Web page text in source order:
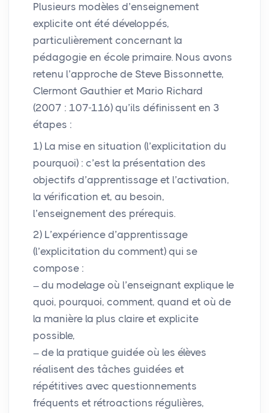
Plusieurs modèles d’enseignement
explicite ont été développés,
particulièrement concernant la
pédagogie en école primaire. Nous avons
retenu l’approche de Steve Bissonnette,
Clermont Gauthier et Mario Richard
(2007 : 107-116) qu’ils définissent en 3
étapes :
1) La mise en situation (l’explicitation du
pourquoi) : c’est la présentation des
objectifs d’apprentissage et l’activation,
la vérification et, au besoin,
l’enseignement des prérequis.
2) L’expérience d’apprentissage
(l’explicitation du comment) qui se
compose :
du modelage où l’enseignant explique le
quoi, pourquoi, comment, quand et où de
la manière la plus claire et explicite
possible,
de la pratique guidée où les élèves
réalisent des tâches guidées et
répétitives avec questionnements
fréquents et rétroactions régulières,